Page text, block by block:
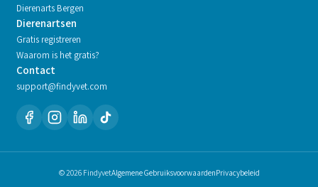
Dierenarts Bergen
Dierenartsen
Gratis registreren
Waarom is het gratis?
Contact
support@findyvet.com
© 2026 FindyvetAlgemene GebruiksvoorwaardenPrivacybeleid